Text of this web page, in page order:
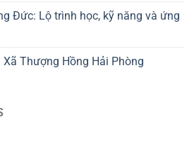
Đức: Lộ trình học, kỹ năng và ứng
Thượng Hồng Hải Phòng